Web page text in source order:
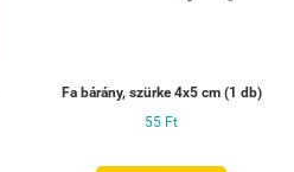
Fa bárány, szürke 4x5 cm (1 db)
55 Ft